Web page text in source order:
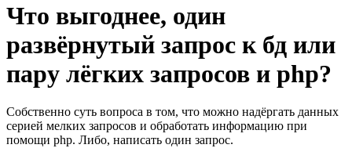
Что выгоднее, один
развёрнутый запрос к бд или
пару лёгких запросов и php?
Собственно суть вопроса в том, что можно надёргать данных
серией мелких запросов и обработать информацию при
помощи php. Либо, написать один запрос.